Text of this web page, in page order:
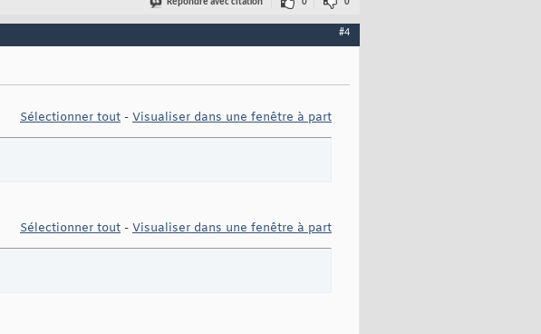
Répondre avec citation 0 0
#4
Sélectionner tout - Visualiser dans une fenêtre à part
Sélectionner tout - Visualiser dans une fenêtre à part